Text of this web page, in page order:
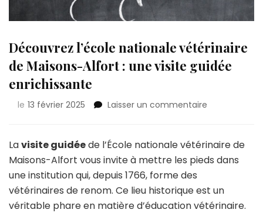
Découvrez l’école nationale vétérinaire
de Maisons-Alfort : une visite guidée
enrichissante
le 13 février 2025 Laisser un commentaire
nationale
de
Alfort
:
Lavisite guidéede l’École nationale vétérinaire de
Maisons-Alfort vous invite à mettre les pieds dans
une institution qui, depuis 1766, forme des
vétérinaires de renom. Ce lieu historique est un
véritable phare en matière d’éducation vétérinaire.